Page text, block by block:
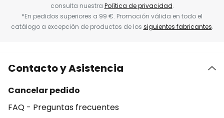
consulta nuestra Política de privacidad.
*En pedidos superiores a 99 €. Promoción válida en todo el
catálogo a excepción de productos de los siguientes fabricantes.
Contacto y Asistencia
Cancelar pedido
FAQ - Preguntas frecuentes